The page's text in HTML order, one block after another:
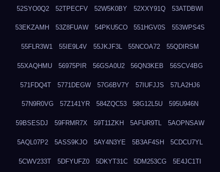
52SYO0Q2 52TPECFV 52W5K0BY 52XXY91Q 53ATDBWI
53EKZAMH 53Z8FUAW 54PKU5CO 551HGV0S 553WPS4S
55FLR3W1 55IE9L4V 55JKJF3L 55NCOA72 55QDIRSM
55XAQHMU 56975PIR 56GSA0U2 56QN3KEB 56SCV4BG
571FDQ4T 5771DEGW 57G6BV7Y 57IUFJJS 57LA2HJ6
57N9R0VG 57Z141YR 584ZQC53 58G12L5U 595U946N
59BSESDJ 59FRMR7X 59T11ZKH 5AFUR9TL 5AOPNSAW
5AQL07P2 5ASS9KJO 5AY4N3YE 5B3AF4SH 5CDCU7YL
5CWV233T 5DFYUFZ0 5DKYT31C 5DM253CG 5E4JC1TI